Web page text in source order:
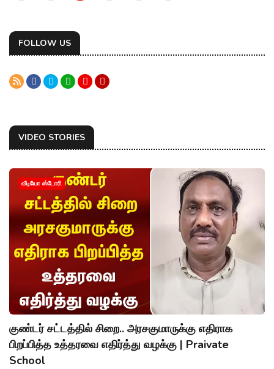
FOLLOW US
VIDEO STORIES
வீடியோ ஸ்டோரி
குண்டர் சட்டத்தில் சிறை.. அரசகுமாருக்கு எதிராக
பிறப்பித்த உத்தரவை எதிர்த்து வழக்கு | Praivate
School